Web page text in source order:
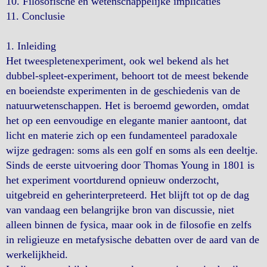
11. Conclusie
1. Inleiding
Het tweespletenexperiment, ook wel bekend als het
dubbel-spleet-experiment, behoort tot de meest bekende
en boeiendste experimenten in de geschiedenis van de
natuurwetenschappen. Het is beroemd geworden, omdat
het op een eenvoudige en elegante manier aantoont, dat
licht en materie zich op een fundamenteel paradoxale
wijze gedragen: soms als een golf en soms als een deeltje.
Sinds de eerste uitvoering door Thomas Young in 1801 is
het experiment voortdurend opnieuw onderzocht,
uitgebreid en geherinterpreteerd. Het blijft tot op de dag
van vandaag een belangrijke bron van discussie, niet
alleen binnen de fysica, maar ook in de filosofie en zelfs
in religieuze en metafysische debatten over de aard van de
werkelijkheid.